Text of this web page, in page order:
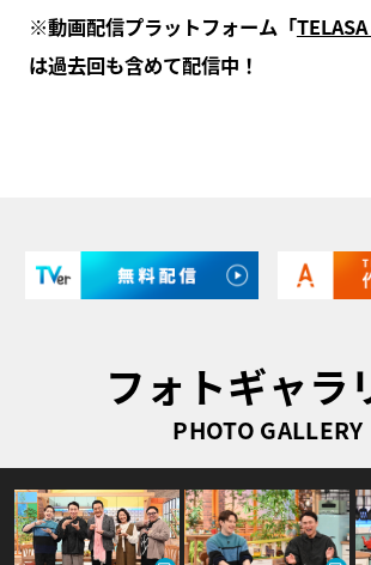
※動画配信プラットフォーム「TELASA
は過去回も含めて配信中！
フォトギャラ
PHOTO GALLERY